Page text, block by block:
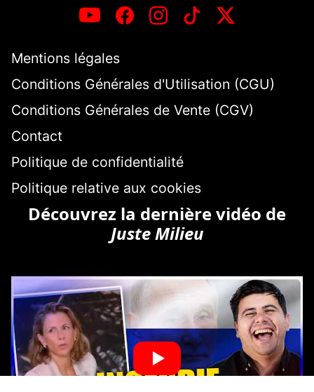
Mentions légales
Conditions Générales d'Utilisation (CGU)
Conditions Générales de Vente (CGV)
Contact
Politique de confidentialité
Politique relative aux cookies
Découvrez la dernière vidéo de
Juste Milieu